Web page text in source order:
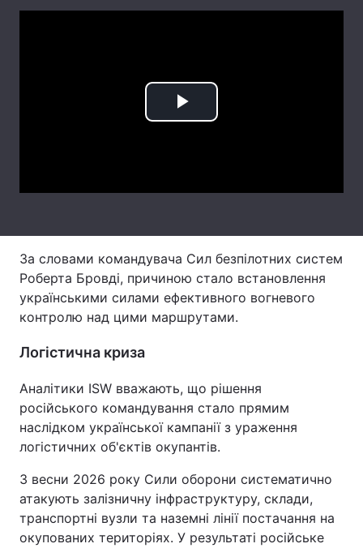
Play
За словами командувача Сил безпілотних систем
Роберта Бровді, причиною стало встановлення
українськими силами ефективного вогневого
контролю над цими маршрутами.
Логістична криза
Аналітики ISW вважають, що рішення
російського командування стало прямим
наслідком української кампанії з ураження
логістичних об'єктів окупантів.
З весни 2026 року Сили оборони систематично
атакують залізничну інфраструктуру, склади,
транспортні вузли та наземні лінії постачання на
окупованих територіях. У результаті російське